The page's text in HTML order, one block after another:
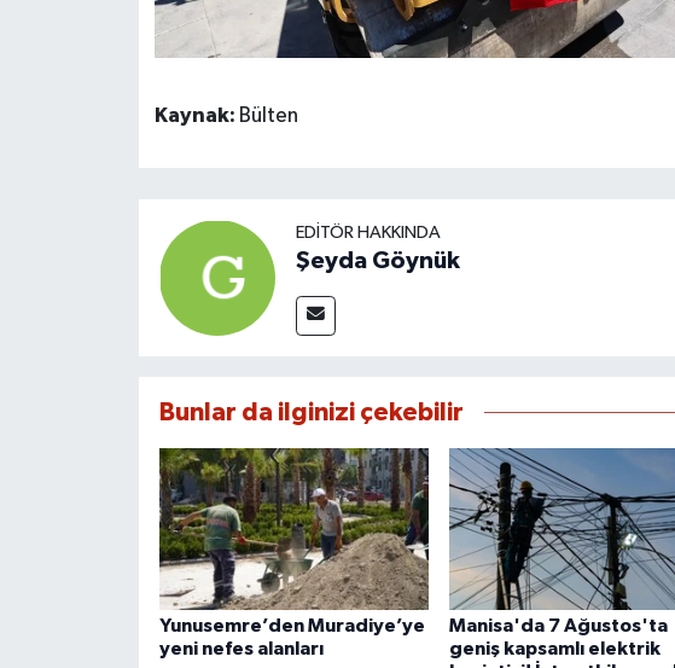
Kaynak: Bülten
EDITÖR HAKKINDA
Şeyda Göynük
Bunlar da ilginizi çekebilir
Yunusemre’den Muradiye’ye
yeni nefes alanları
Manisa'da 7 Ağustos'ta
geniş kapsamlı elektrik